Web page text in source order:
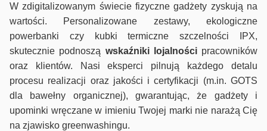
W zdigitalizowanym świecie fizyczne gadżety zyskują na
wartości. Personalizowane zestawy, ekologiczne
powerbanki czy kubki termiczne szczelności IPX,
skutecznie podnoszą wskaźniki lojalnościpracowników
oraz klientów. Nasi eksperci pilnują każdego detalu
procesu realizacji oraz jakości i certyfikacji (m.in. GOTS
dla bawełny organicznej), gwarantując, że gadżety i
upominki wręczane w imieniu Twojej marki nie narażą Cię
na zjawisko greenwashingu.